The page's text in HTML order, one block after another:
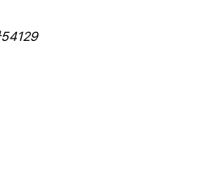
54129